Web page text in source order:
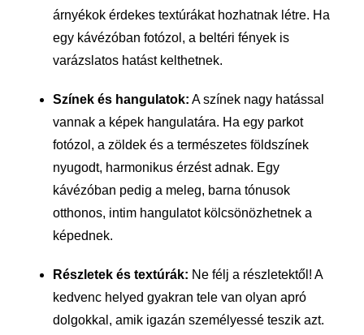
árnyékok érdekes textúrákat hozhatnak létre. Ha
egy kávézóban fotózol, a beltéri fények is
varázslatos hatást kelthetnek.
Színek és hangulatok: A színek nagy hatással
vannak a képek hangulatára. Ha egy parkot
fotózol, a zöldek és a természetes földszínek
nyugodt, harmonikus érzést adnak. Egy
kávézóban pedig a meleg, barna tónusok
otthonos, intim hangulatot kölcsönözhetnek a
képednek.
Részletek és textúrák: Ne félj a részletektől! A
kedvenc helyed gyakran tele van olyan apró
dolgokkal, amik igazán személyessé teszik azt.